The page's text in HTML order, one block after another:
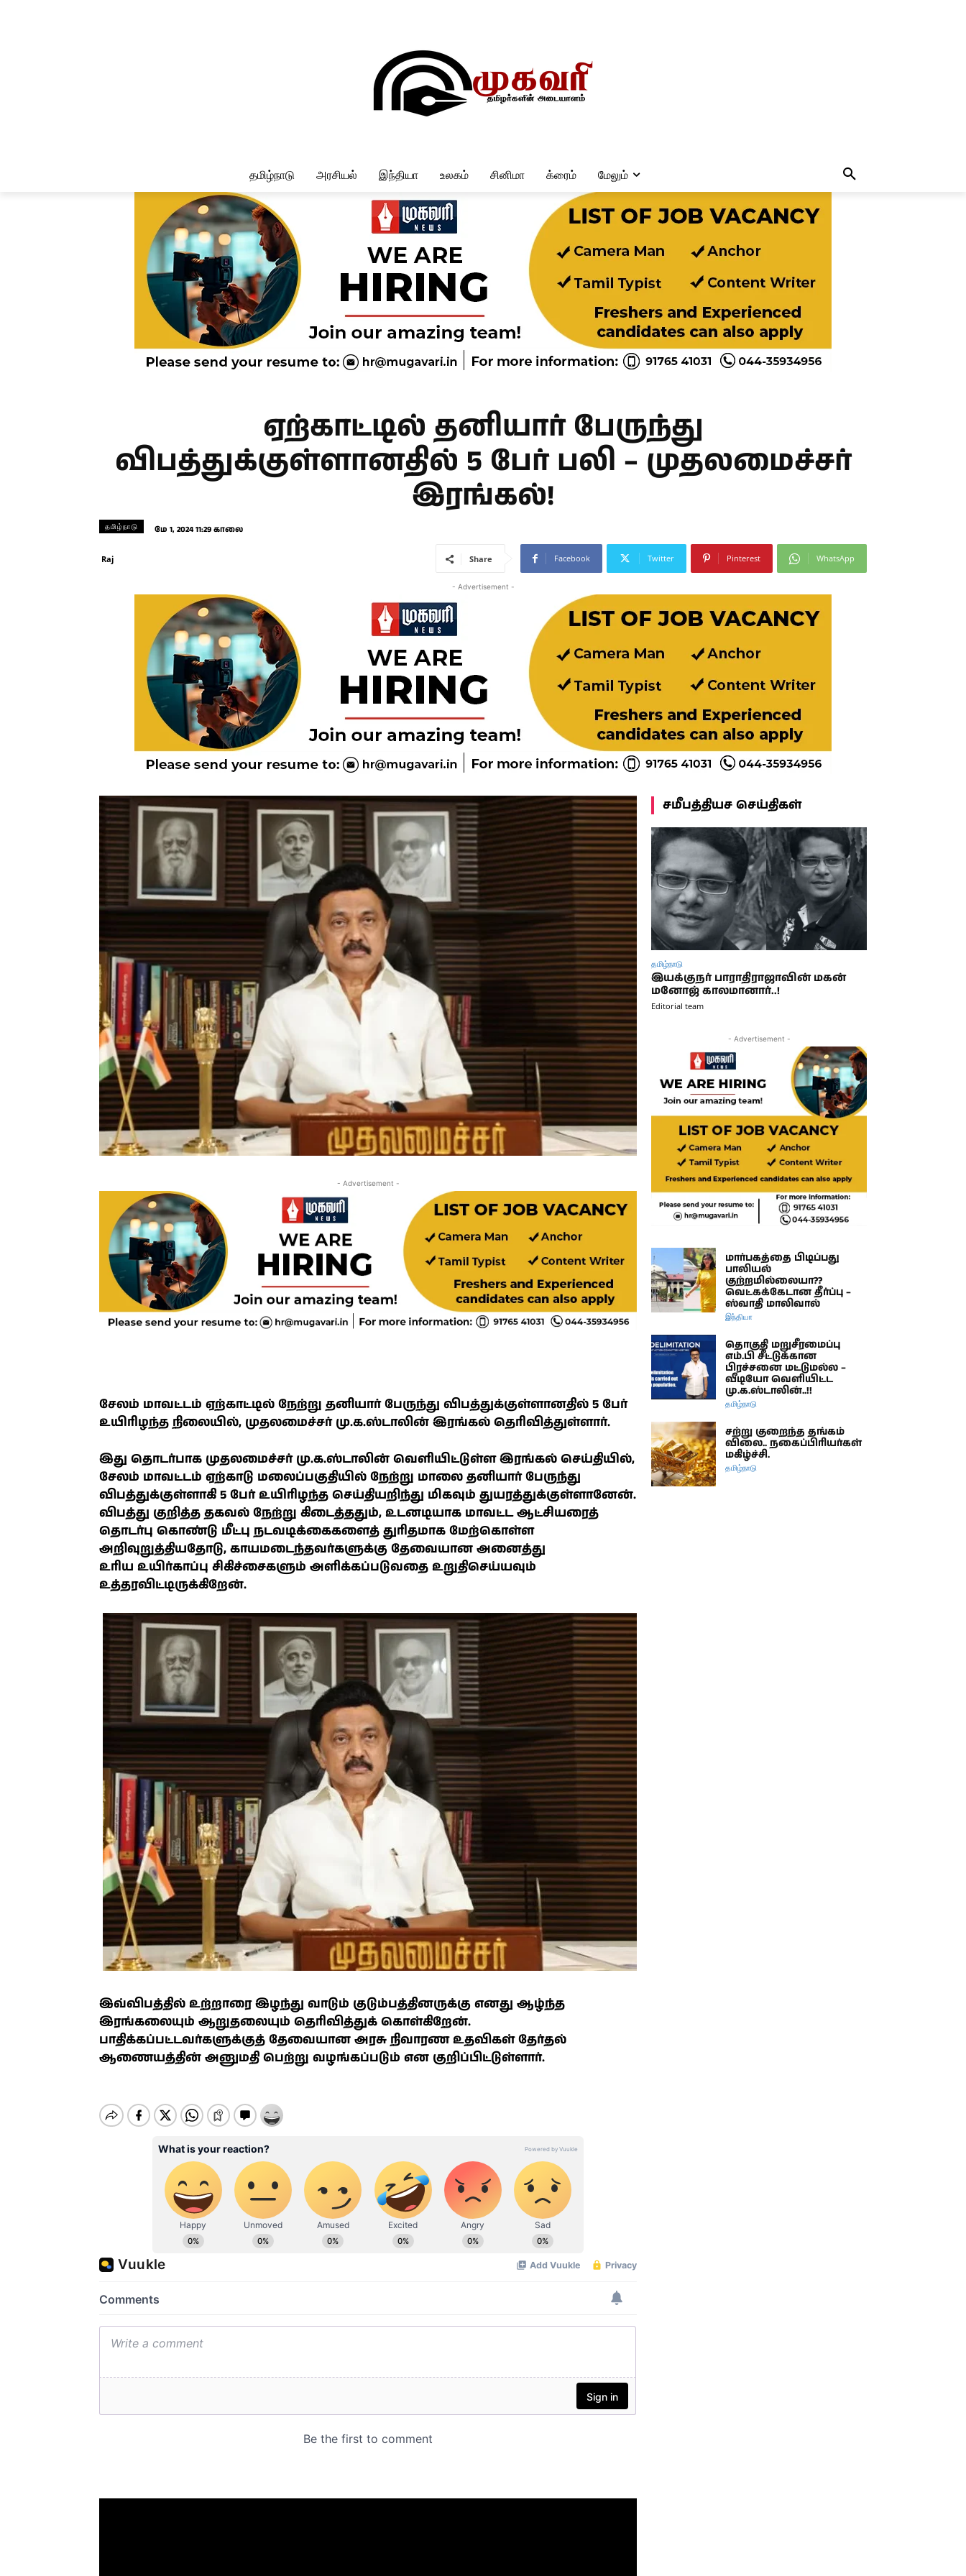
தமிழ்நாடு அரசியல் இந்தியா உலகம் சினிமா க்ரைம் மேலும்
ஏற்காட்டில் தனியார் பேருந்து
விபத்துக்குள்ளானதில் 5 பேர் பலி – முதலமைச்சர்
இரங்கல்!
தமிழ்நாடு மே 1, 2024 11:29 காலை
Raj Share Facebook Twitter Pinterest WhatsApp
- Advertisement -
- Advertisement -
சேலம் மாவட்டம் ஏற்காட்டில் நேற்று தனியார் பேருந்து விபத்துக்குள்ளானதில் 5 பேர்
உயிரிழந்த நிலையில், முதலமைச்சர் மு.க.ஸ்டாலின் இரங்கல் தெரிவித்துள்ளார்.
இது தொடர்பாக முதலமைச்சர் மு.க.ஸ்டாலின் வெளியிட்டுள்ள இரங்கல் செய்தியில்,
சேலம் மாவட்டம் ஏற்காடு மலைப்பகுதியில் நேற்று மாலை தனியார் பேருந்து
விபத்துக்குள்ளாகி 5 பேர் உயிரிழந்த செய்தியறிந்து மிகவும் துயரத்துக்குள்ளானேன்.
விபத்து குறித்த தகவல் நேற்று கிடைத்ததும், உடனடியாக மாவட்ட ஆட்சியரைத்
தொடர்பு கொண்டு மீட்பு நடவடிக்கைகளைத் துரிதமாக மேற்கொள்ள
அறிவுறுத்தியதோடு, காயமடைந்தவர்களுக்கு தேவையான அனைத்து
உரிய உயிர்காப்பு சிகிச்சைகளும் அளிக்கப்படுவதை உறுதிசெய்யவும்
உத்தரவிட்டிருக்கிறேன்.
இவ்விபத்தில் உற்றாரை இழந்து வாடும் குடும்பத்தினருக்கு எனது ஆழ்ந்த
இரங்கலையும் ஆறுதலையும் தெரிவித்துக் கொள்கிறேன்.
பாதிக்கப்பட்டவர்களுக்குத் தேவையான அரசு நிவாரண உதவிகள் தேர்தல்
ஆணையத்தின் அனுமதி பெற்று வழங்கப்படும் என குறிப்பிட்டுள்ளார்.
சமீபத்தியச செய்திகள்
தமிழ்நாடு
இயக்குநர் பாராதிராஜாவின் மகன்
மனோஜ் காலமானார்..!
Editorial team
- Advertisement -
மார்பகத்தை பிடிப்பது
பாலியல்
குற்றமில்லையா??
வெட்கக்கேடான தீர்ப்பு –
ஸ்வாதி மாலிவால்
இந்தியா
தொகுதி மறுசீரமைப்பு
எம்.பி சீட்டுக்கான
பிரச்சனை மட்டுமல்ல –
வீடியோ வெளியிட்ட
மு.க.ஸ்டாலின்..!!
தமிழ்நாடு
சற்று குறைந்த தங்கம்
விலை.. நகைப்பிரியர்கள்
மகிழ்ச்சி.
தமிழ்நாடு